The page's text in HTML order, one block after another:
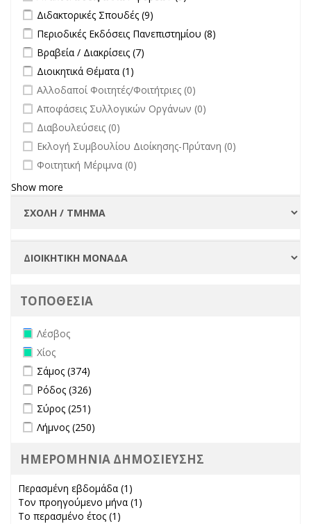
Apply Διδακτορικές Σπουδές filter
Διδακτορικές Σπουδές (9)
Apply Περιοδικές Εκδόσεις Πανεπιστημίου filter
Περιοδικές Εκδόσεις Πανεπιστημίου (8)
Apply Βραβεία / Διακρίσεις filter
Βραβεία / Διακρίσεις (7)
Apply Διοικητικά Θέματα filter
Διοικητικά Θέματα (1)
undefined
Αλλοδαποί Φοιτητές/Φοιτήτριες (0)
undefined
Αποφάσεις Συλλογικών Οργάνων (0)
undefined
Διαβουλεύσεις (0)
undefined
Εκλογή Συμβουλίου Διοίκησης-Πρύτανη (0)
undefined
Φοιτητική Μέριμνα (0)
Show more
ΤΟΠΟΘΕΣΙΑ
Remove Λέσβος filter
Λέσβος
Remove Χίος filter
Χίος
Apply Σάμος filter
Σάμος (374)
Apply Ρόδος filter
Ρόδος (326)
Apply Σύρος filter
Σύρος (251)
Apply Λήμνος filter
Λήμνος (250)
ΗΜΕΡΟΜΗΝΙΑ ΔΗΜΟΣΙΕΥΣΗΣ
Περασμένη εβδομάδα (1)
Τον προηγούμενο μήνα (1)
Το περασμένο έτος (1)